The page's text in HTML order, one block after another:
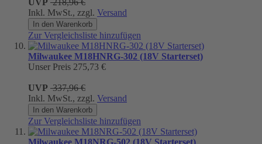
Inkl. MwSt., zzgl. Versand
In den Warenkorb
Zur Vergleichsliste hinzufügen
Milwaukee M18HNRG-302 (18V Starterset)
Unser Preis 275,73 €
UVP 337,96 €
Inkl. MwSt., zzgl. Versand
In den Warenkorb
Zur Vergleichsliste hinzufügen
Milwaukee M18NRG-502 (18V Starterset)